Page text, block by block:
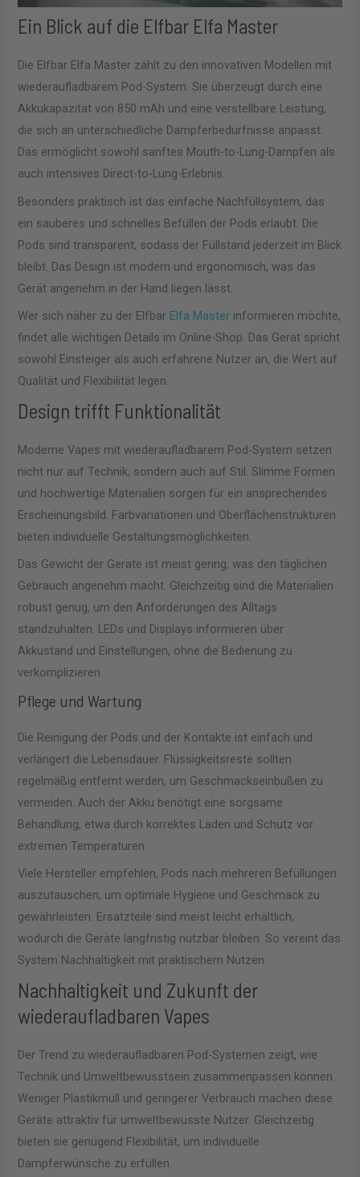
Ein Blick auf die Elfbar Elfa Master
Die Elfbar Elfa Master zählt zu den innovativen Modellen mit
wiederaufladbarem Pod-System. Sie überzeugt durch eine
Akkukapazität von 850 mAh und eine verstellbare Leistung,
die sich an unterschiedliche Dampferbedürfnisse anpasst.
Das ermöglicht sowohl sanftes Mouth-to-Lung-Dampfen als
auch intensives Direct-to-Lung-Erlebnis.
Besonders praktisch ist das einfache Nachfüllsystem, das
ein sauberes und schnelles Befüllen der Pods erlaubt. Die
Pods sind transparent, sodass der Füllstand jederzeit im Blick
bleibt. Das Design ist modern und ergonomisch, was das
Gerät angenehm in der Hand liegen lässt.
Wer sich näher zu der Elfbar Elfa Master informieren möchte,
findet alle wichtigen Details im Online-Shop. Das Gerät spricht
sowohl Einsteiger als auch erfahrene Nutzer an, die Wert auf
Qualität und Flexibilität legen.
Design trifft Funktionalität
Moderne Vapes mit wiederaufladbarem Pod-System setzen
nicht nur auf Technik, sondern auch auf Stil. Slimme Formen
und hochwertige Materialien sorgen für ein ansprechendes
Erscheinungsbild. Farbvariationen und Oberflächenstrukturen
bieten individuelle Gestaltungsmöglichkeiten.
Das Gewicht der Geräte ist meist gering, was den täglichen
Gebrauch angenehm macht. Gleichzeitig sind die Materialien
robust genug, um den Anforderungen des Alltags
standzuhalten. LEDs und Displays informieren über
Akkustand und Einstellungen, ohne die Bedienung zu
verkomplizieren.
Pflege und Wartung
Die Reinigung der Pods und der Kontakte ist einfach und
verlängert die Lebensdauer. Flüssigkeitsreste sollten
regelmäßig entfernt werden, um Geschmackseinbußen zu
vermeiden. Auch der Akku benötigt eine sorgsame
Behandlung, etwa durch korrektes Laden und Schutz vor
extremen Temperaturen.
Viele Hersteller empfehlen, Pods nach mehreren Befüllungen
auszutauschen, um optimale Hygiene und Geschmack zu
gewährleisten. Ersatzteile sind meist leicht erhältlich,
wodurch die Geräte langfristig nutzbar bleiben. So vereint das
System Nachhaltigkeit mit praktischem Nutzen.
Nachhaltigkeit und Zukunft der
wiederaufladbaren Vapes
Der Trend zu wiederaufladbaren Pod-Systemen zeigt, wie
Technik und Umweltbewusstsein zusammenpassen können.
Weniger Plastikmüll und geringerer Verbrauch machen diese
Geräte attraktiv für umweltbewusste Nutzer. Gleichzeitig
bieten sie genügend Flexibilität, um individuelle
Dampferwünsche zu erfüllen.